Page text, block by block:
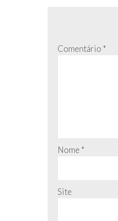
Comentário *
Nome *
Site